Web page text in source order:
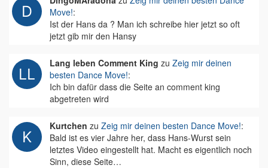
Move!:
Ist der Hans da ? Man ich schreibe hier jetzt so oft
jetzt gib mir den Hansy
Lang leben Comment King zu Zeig mir deinen
besten Dance Move!:
Ich bin dafür dass die Seite an comment king
abgetreten wird
Kurtchen zu Zeig mir deinen besten Dance Move!:
Bald ist es vier Jahre her, dass Hans-Wurst sein
letztes Video eingestellt hat. Macht es eigentlich noch
Sinn, diese Seite…